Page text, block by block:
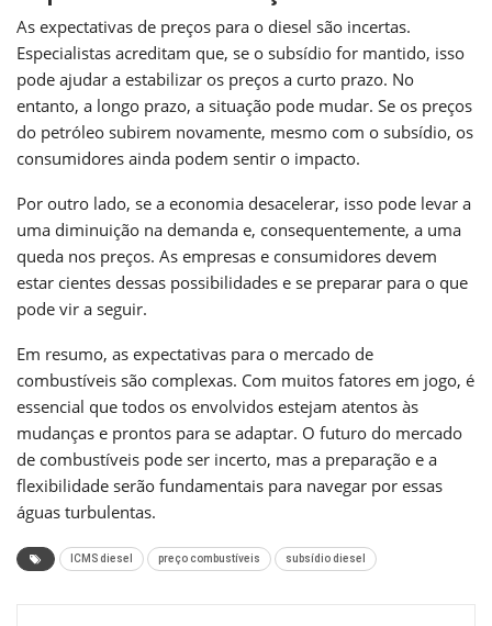
As expectativas de preços para o diesel são incertas.
Especialistas acreditam que, se o subsídio for mantido, isso
pode ajudar a estabilizar os preços a curto prazo. No
entanto, a longo prazo, a situação pode mudar. Se os preços
do petróleo subirem novamente, mesmo com o subsídio, os
consumidores ainda podem sentir o impacto.
Por outro lado, se a economia desacelerar, isso pode levar a
uma diminuição na demanda e, consequentemente, a uma
queda nos preços. As empresas e consumidores devem
estar cientes dessas possibilidades e se preparar para o que
pode vir a seguir.
Em resumo, as expectativas para o mercado de
combustíveis são complexas. Com muitos fatores em jogo, é
essencial que todos os envolvidos estejam atentos às
mudanças e prontos para se adaptar. O futuro do mercado
de combustíveis pode ser incerto, mas a preparação e a
flexibilidade serão fundamentais para navegar por essas
águas turbulentas.
ICMS diesel preço combustíveis subsídio diesel